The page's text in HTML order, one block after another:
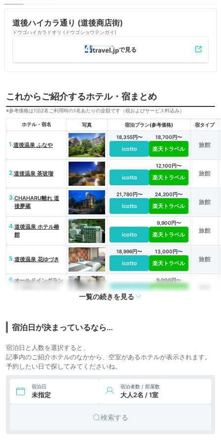
道後ハイカラ通り (道後商店街)
ドウゴハイカラドオリ (ドウゴショウテンガイ)
これからご紹介するホテル・宿まとめ
※参考価格は1泊2名ご利用時の1名あたりの金額です（税およびサービス料込み）
ホテル・宿名 写真 宿泊プラン(参考価格) 宿タイプ
1.道後温泉 ふなや
18,355円〜
icotto
18,700円〜
楽天トラベル
旅館
2.道後温泉 茶玻瑠
icotto
12,100円〜
楽天トラベル
旅館
3.CHAHARU離れ 道
後夢蔵
21,780円〜
icotto
24,200円〜
楽天トラベル
旅館
4.道後温泉 ホテル椿
館
icotto
9,900円〜
楽天トラベル
旅館
5.道後温泉 花ゆづき
18,996円〜
icotto
13,000円〜
楽天トラベル
旅館
6.オールドイングラン
icotto
9,000円〜
楽天トラベル
8.道後温泉 八千代
9.道後プリンスホテル
旬華趣湯 あったら
いいな、が湧く湯宿
icotto 楽天トラベル 旅館
東道後のそらとも
14,300円〜
旅館
（いちゆのもり）
icotto 楽天トラベル
一覧の続きを見る
宿泊日が決まっているなら…
宿泊日と人数を選択すると、
記事内のご紹介ホテルのなかから、空室があるホテルが表示されます。
予約したい日で探してみてくださいね。
宿泊日
未指定
宿泊者数 / 部屋数
大人2名 / 1室
検索する